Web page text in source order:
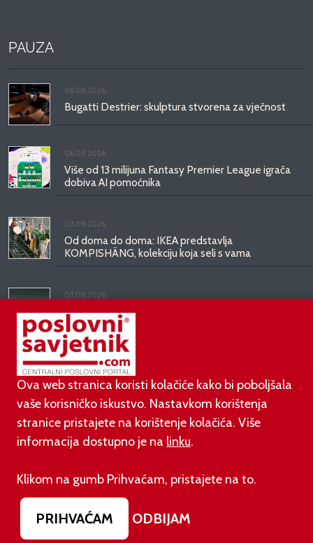
PAUZA
06.08.2026.
Bugatti Destrier: skulptura stvorena za vječnost
06.08.2026.
Više od 13 milijuna Fantasy Premier League igrača
dobiva AI pomoćnika
03.08.2026.
Od doma do doma: IKEA predstavlja
KOMPISHÄNG, kolekciju koja seli s vama
03.08.2026.
Kineski BYD predstavio luksuznu limuzinu veću od
Mercedesove S-klase, obećava domet do 1.000
kilometara
Footer menu
O nama Impressum
Uvjeti korištenja
Ova web stranica koristi kolačiće kako bi poboljšala
vaše korisničko iskustvo. Nastavkom korištenja
stranice pristajete na korištenje kolačića. Više
informacija dostupno je na linku.
Klikom na gumb Prihvaćam, pristajete na to.
PRIHVAĆAM ODBIJAM